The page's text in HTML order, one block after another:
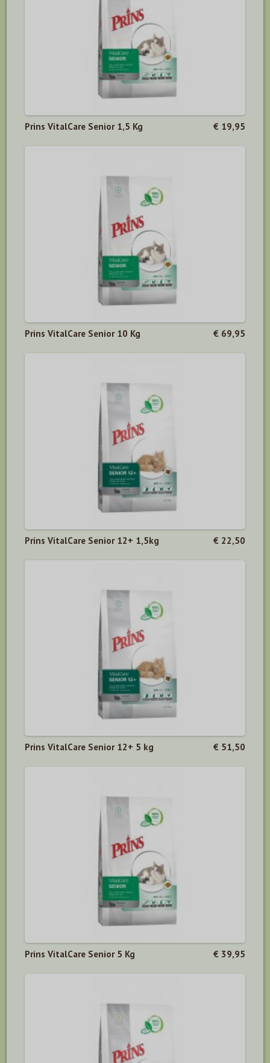
Prins VitalCare Senior 1,5 Kg € 19,95
Prins VitalCare Senior 10 Kg € 69,95
Prins VitalCare Senior 12+ 1,5kg € 22,50
Prins VitalCare Senior 12+ 5 kg € 51,50
Prins VitalCare Senior 5 Kg € 39,95